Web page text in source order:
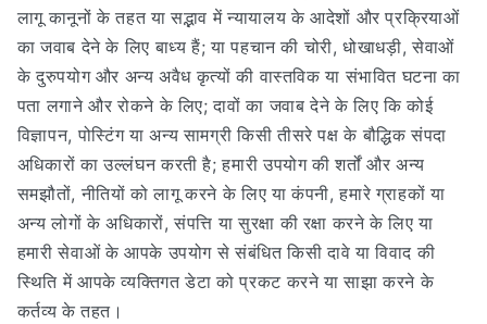
लागू कानूनों के तहत या सद्भाव में न्यायालय के आदेशों और प्रक्रियाओं
का जवाब देने के लिए बाध्य हैं; या पहचान की चोरी, धोखाधड़ी, सेवाओं
के दुरुपयोग और अन्य अवैध कृत्यों की वास्तविक या संभावित घटना का
पता लगाने और रोकने के लिए; दावों का जवाब देने के लिए कि कोई
विज्ञापन, पोस्टिंग या अन्य सामग्री किसी तीसरे पक्ष के बौद्धिक संपदा
अधिकारों का उल्लंघन करती है; हमारी उपयोग की शर्तों और अन्य
समझौतों, नीतियों को लागू करने के लिए या कंपनी, हमारे ग्राहकों या
अन्य लोगों के अधिकारों, संपत्ति या सुरक्षा की रक्षा करने के लिए या
हमारी सेवाओं के आपके उपयोग से संबंधित किसी दावे या विवाद की
स्थिति में आपके व्यक्तिगत डेटा को प्रकट करने या साझा करने के
कर्तव्य के तहत।